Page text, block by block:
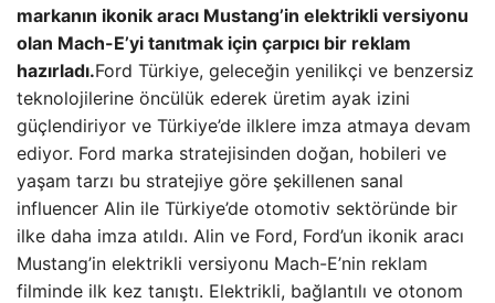
markanın ikonik aracı Mustang’in elektrikli versiyonu
olan Mach-E’yi tanıtmak için çarpıcı bir reklam
hazırladı.Ford Türkiye, geleceğin yenilikçi ve benzersiz
teknolojilerine öncülük ederek üretim ayak izini
güçlendiriyor ve Türkiye’de ilklere imza atmaya devam
ediyor. Ford marka stratejisinden doğan, hobileri ve
yaşam tarzı bu stratejiye göre şekillenen sanal
influencer Alin ile Türkiye’de otomotiv sektöründe bir
ilke daha imza atıldı. Alin ve Ford, Ford’un ikonik aracı
Mustang’in elektrikli versiyonu Mach-E’nin reklam
filminde ilk kez tanıştı. Elektrikli, bağlantılı ve otonom